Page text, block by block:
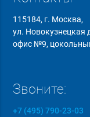
115184, г. Москва,
ул. Новокузнецкая
офис №9,
Звоните:
+7 (495) 790-23-03